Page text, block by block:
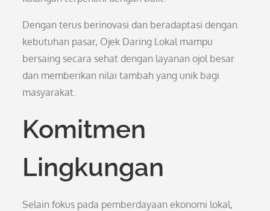
Dengan terus berinovasi dan beradaptasi dengan
kebutuhan pasar, Ojek Daring Lokal mampu
bersaing secara sehat dengan layanan ojol besar
dan memberikan nilai tambah yang unik bagi
masyarakat.
Komitmen
Lingkungan
Selain fokus pada pemberdayaan ekonomi lokal,